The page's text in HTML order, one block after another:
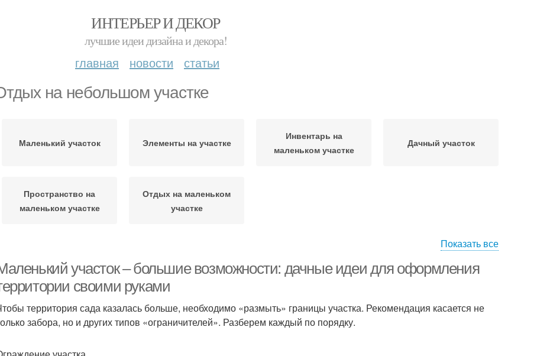
ИНТЕРЬЕР И ДЕКОР
лучшие идеи дизайна и декора!
главная новости статьи
на небольшом участке
Маленький участок Элементы на участке
Инвентарь на
маленьком участке
Дачный участок
Пространство на
маленьком участке
Отдых на маленьком
участке
Показать все
участок – большие возможности: дачные идеи для оформления
своими руками
территория сада казалась больше, необходимо «размыть» границы участка. Рекомендация касается не
забора, но и других типов «ограничителей». Разберем каждый по порядку.